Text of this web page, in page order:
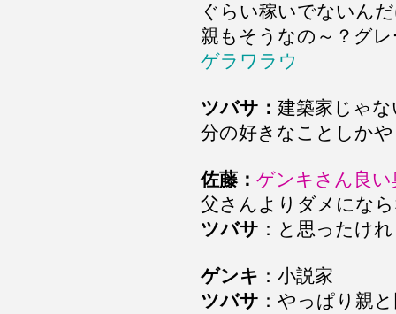
ぐらい稼いでないん
親もそうなの～？グ
ゲラワラウ
ツバサ： 建築家じゃ
分の好きなことしか
佐藤： ゲンキさん良
父さんよりダメにな
ツバサ ：と思ったけ
ゲンキ ：小説家
ツバサ ：やっぱり親